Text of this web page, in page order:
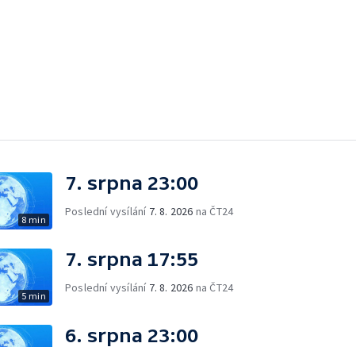
8 min
7. srpna 23:00
Poslední vysílání 7. 8. 2026 na ČT24
5 min
7. srpna 17:55
Poslední vysílání 7. 8. 2026 na ČT24
6. srpna 23:00